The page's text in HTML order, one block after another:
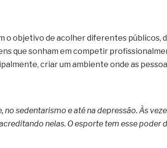
o objetivo de acolher diferentes públicos,
que sonham em competir
criar um ambiente onde as
no sedentarismo e até na depressão. Às
nelas. O esporte tem esse poder